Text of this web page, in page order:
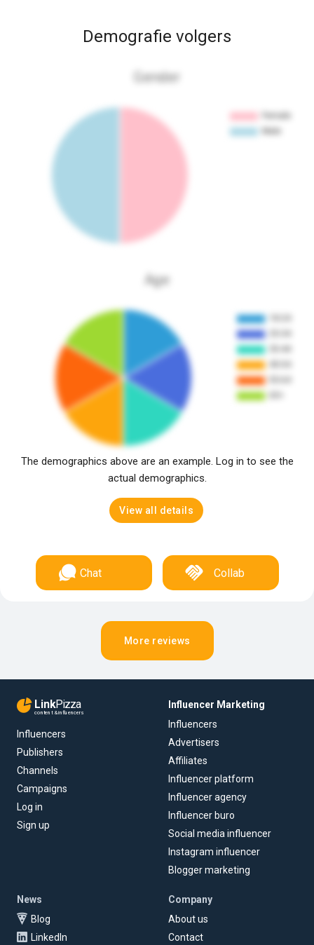
Demografie volgers
Gender
Age
The demographics above are an example. Log in to see the
actual demographics.
View all details
Chat Collab
More reviews
LinkPizza
content & influencers
Influencers
Publishers
Channels
Campaigns
Log in
Sign up
Influencer Marketing
Influencers
Advertisers
Affiliates
Influencer platform
Influencer agency
Influencer buro
Social media influencer
Instagram influencer
Blogger marketing
News
Blog
LinkedIn
Company
About us
Contact